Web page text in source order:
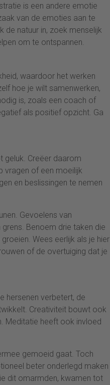
is een andere emotie
van de emoties aan te
de natuur in, zoek menselijk
om te ontspannen.
waardoor het werken
hoe je wilt samenwerken,
is, zoals een coach of
als positief opzicht. Ga
geluk. Creëer daarom
vragen of een moeilijk
en beslissingen te nemen
Gevoelens van
Benoem drie taken die
Wees eerlijk als je hier
of de overtuiging dat je
hersenen verbetert, de
Creativiteit bouwt ook
Meditatie heeft ook invloed
gemoeid gaat. Toch
beter onderlegd maken
dit omarmden, kwamen tot